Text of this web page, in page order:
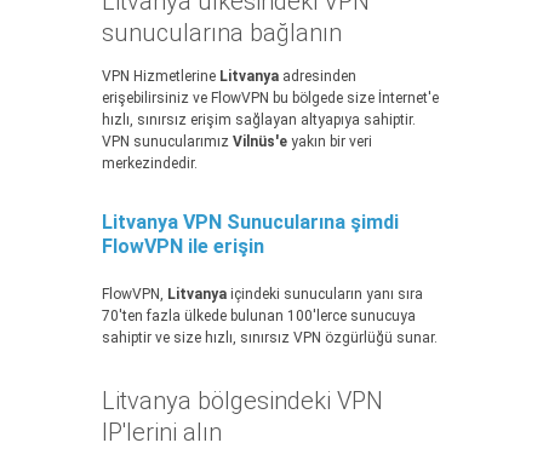
sunucularına bağlanın
VPN Hizmetlerine Litvanya adresinden
erişebilirsiniz ve FlowVPN bu bölgede size İnternet'e
hızlı, sınırsız erişim sağlayan altyapıya sahiptir.
VPN sunucularımız Vilnüs'e yakın bir veri
merkezindedir.
Litvanya VPN Sunucularına şimdi
FlowVPN ile erişin
FlowVPN, Litvanya içindeki sunucuların yanı sıra
70'ten fazla ülkede bulunan 100'lerce sunucuya
sahiptir ve size hızlı, sınırsız VPN özgürlüğü sunar.
Litvanya bölgesindeki VPN
IP'lerini alın